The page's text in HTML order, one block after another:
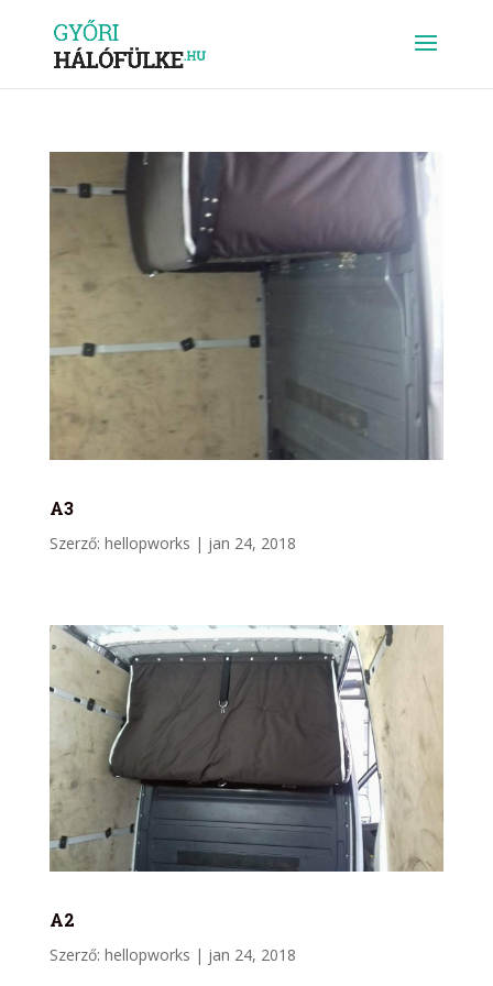
A3
Szerző: hellopworks | jan 24, 2018
A2
Szerző: hellopworks | jan 24, 2018